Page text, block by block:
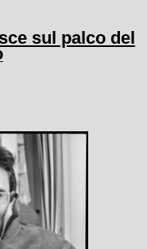
sul palco del